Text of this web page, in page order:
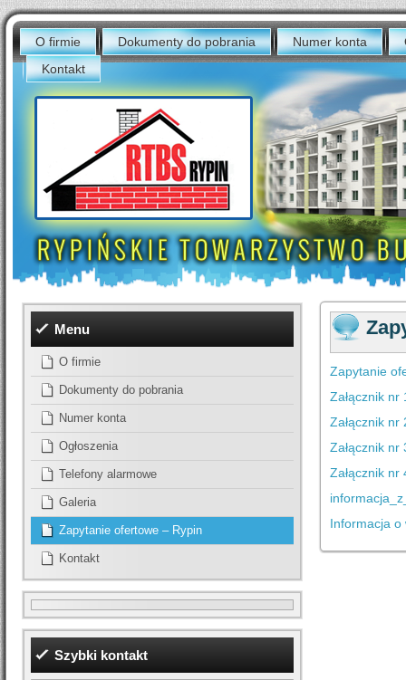
O firmie Dokumenty do pobrania Numer konta
Kontakt
Menu
O firmie
Dokumenty do pobrania
Numer konta
Ogłoszenia
Telefony alarmowe
Galeria
Zapytanie ofertowe – Rypin
Kontakt
Szybki kontakt
Zapytanie
Załącznik
Załącznik
Załącznik
Załącznik nr
Informacja o